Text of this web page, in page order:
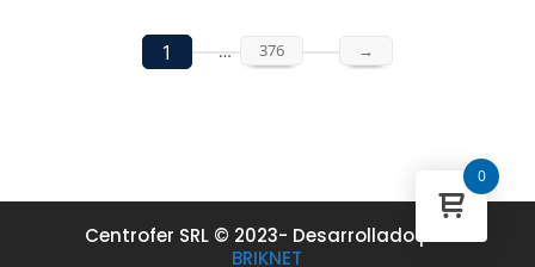
1 … 376 →
Centrofer SRL © 2023- Desarrollado por
BRIKNET
0